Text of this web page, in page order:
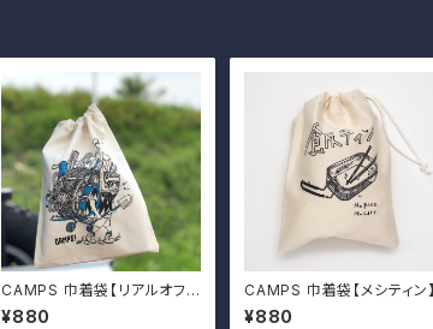
CAMPS 巾着袋【リアルオフ
ローダー】
¥880
CAMPS 巾着袋【メシティン】
¥880